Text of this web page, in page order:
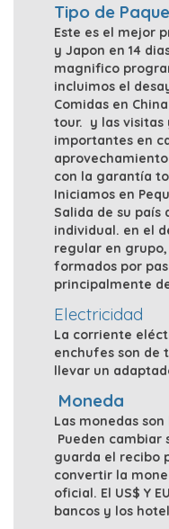
Tipo de
Este es el mejor
y Japon en 14
magnifico
incluimos el
Comidas en
tour. y las visitas
importantes en
con la garantía
Iniciamos en
Salida de su
individual. en el
regular en
formados por
principalmente
Electricidad
La corriente
enchufes son de
llevar un
Moneda
Las monedas
Pueden cambiar
guarda el recibo
convertir la
oficial. El US$ Y
bancos y los